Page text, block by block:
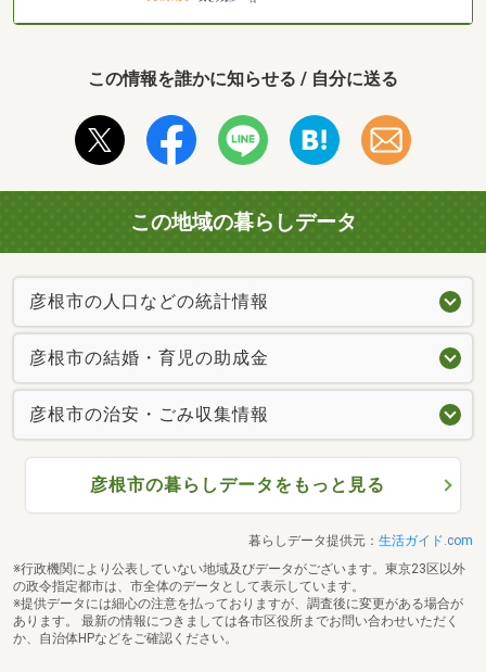
この情報を誰かに知らせる / 自分に送る
この地域の暮らしデータ
彦根市の人口などの統計情報
彦根市の結婚・育児の助成金
彦根市の治安・ごみ収集情報
彦根市の暮らしデータをもっと見る
暮らしデータ提供元： 生活ガイド.com
※行政機関により公表していない地域及びデータがございます。東京23区以外
の政令指定都市は、市全体のデータとして表示しています。
※提供データには細心の注意を払っておりますが、調査後に変更がある場合が
あります。 最新の情報につきましては各市区役所までお問い合わせいただく
か、自治体HPなどをご確認ください。